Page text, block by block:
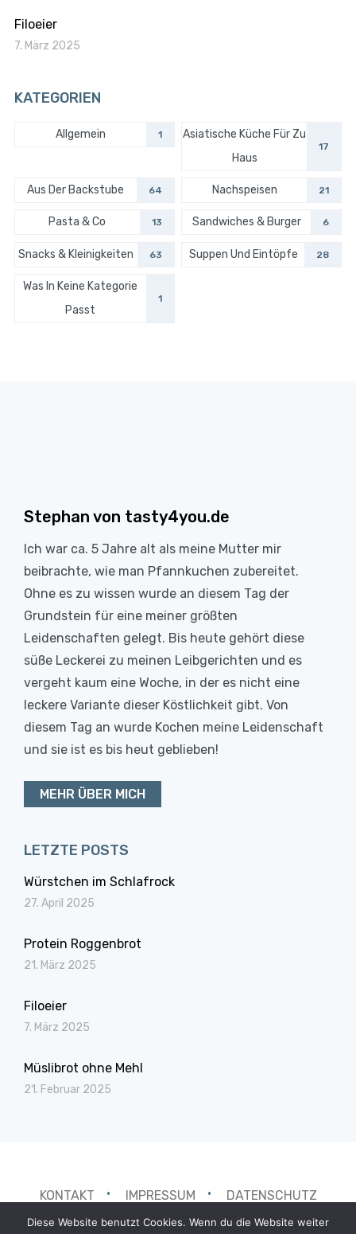
Filoeier
7. März 2025
KATEGORIEN
Allgemein 1
Asiatische Küche Für Zu
Haus
17
Aus Der Backstube 64 Nachspeisen 21
Pasta & Co 13 Sandwiches & Burger 6
Snacks & Kleinigkeiten 63 Suppen Und Eintöpfe 28
Was In Keine Kategorie
Passt
1
Stephan von tasty4you.de
Ich war ca. 5 Jahre alt als meine Mutter mir
beibrachte, wie man Pfannkuchen zubereitet.
Ohne es zu wissen wurde an diesem Tag der
Grundstein für eine meiner größten
Leidenschaften gelegt. Bis heute gehört diese
süße Leckerei zu meinen Leibgerichten und es
vergeht kaum eine Woche, in der es nicht eine
leckere Variante dieser Köstlichkeit gibt. Von
diesem Tag an wurde Kochen meine Leidenschaft
und sie ist es bis heut geblieben!
MEHR ÜBER MICH
LETZTE POSTS
Würstchen im Schlafrock
27. April 2025
Protein Roggenbrot
21. März 2025
Filoeier
7. März 2025
Müslibrot ohne Mehl
21. Februar 2025
KONTAKT IMPRESSUM DATENSCHUTZ
Diese Website benutzt Cookies. Wenn du die Website weiter